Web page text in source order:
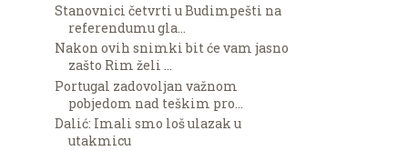
Stanovnici četvrti u Budimpešti na
referendumu gla...
Nakon ovih snimki bit će vam jasno
zašto Rim želi ...
Portugal zadovoljan važnom
pobjedom nad teškim pro...
Dalić: Imali smo loš ulazak u
utakmicu